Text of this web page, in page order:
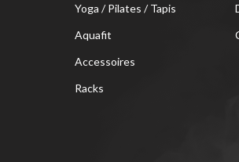
Yoga / Pilates / Tapis
Aquafit
Accessoires
Racks